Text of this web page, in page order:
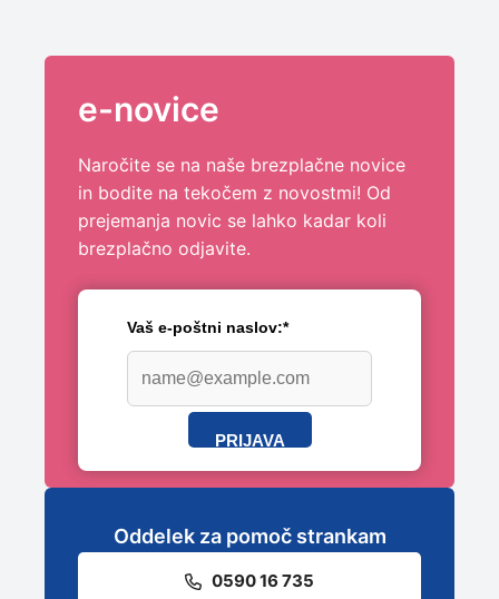
e-novice
Naročite se na naše brezplačne novice
in bodite na tekočem z novostmi! Od
prejemanja novic se lahko kadar koli
brezplačno odjavite.
Vaš e-poštni naslov:*
PRIJAVA
Oddelek za pomoč strankam
0590 16 735